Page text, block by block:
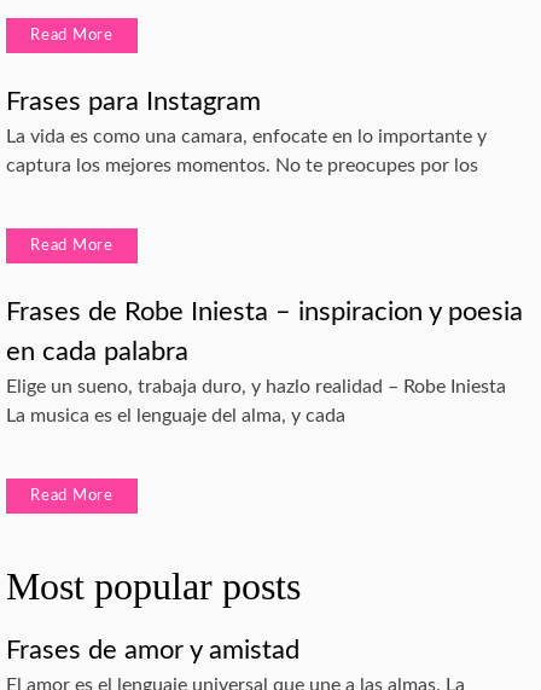
Read More
Frases para Instagram
La vida es como una camara, enfocate en lo importante y
captura los mejores momentos. No te preocupes por los
Read More
Frases de Robe Iniesta – inspiracion y poesia
en cada palabra
Elige un sueno, trabaja duro, y hazlo realidad – Robe Iniesta
La musica es el lenguaje del alma, y cada
Read More
Most popular posts
Frases de amor y amistad
El amor es el lenguaje universal que une a las almas. La